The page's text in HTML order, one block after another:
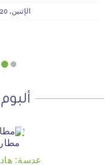
وسداد
للمنح
الإثنين, 20 يوليو, 2026
عدسة: